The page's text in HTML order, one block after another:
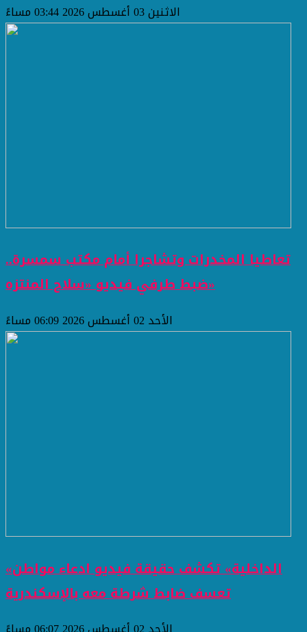
الاثنين 03 أغسطس 2026 03:44 مساءً
تعاطيا المخدرات وتشاجرا أمام مكتب سمسرة..
ضبط طرفي فيديو «سلاح المنتزه»
الأحد 02 أغسطس 2026 06:09 مساءً
«الداخلية» تكشف حقيقة فيديو ادعاء مواطن
تعسف ضابط شرطة معه بالإسكندرية